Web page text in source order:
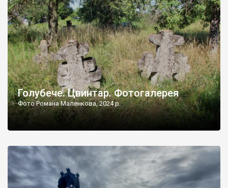
делікатес. На цвинтарі у Голубечому ціла колекція
різноманітних форм хрестів. Село відносно невелике, […]
Голубече. Цвинтар. Фотогалерея
Фото Романа Маленкова, 2024 р.